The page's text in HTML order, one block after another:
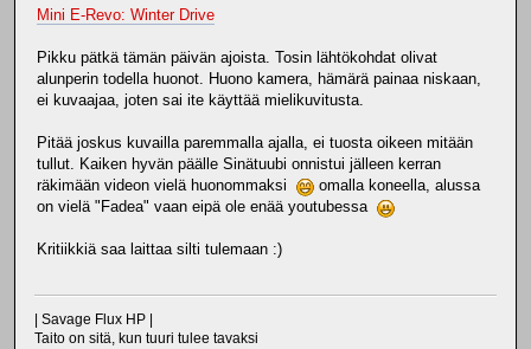
Mini E-Revo: Winter Drive
Pikku pätkä tämän päivän ajoista. Tosin lähtökohdat olivat
alunperin todella huonot. Huono kamera, hämärä painaa niskaan,
ei kuvaajaa, joten sai ite käyttää mielikuvitusta.
Pitää joskus kuvailla paremmalla ajalla, ei tuosta oikeen mitään
tullut. Kaiken hyvän päälle Sinätuubi onnistui jälleen kerran
räkimään videon vielä huonommaksi
omalla koneella, alussa
on vielä "Fadea" vaan eipä ole enää youtubessa
Kritiikkiä saa laittaa silti tulemaan :)
| Savage Flux HP |
Taito on sitä, kun tuuri tulee tavaksi